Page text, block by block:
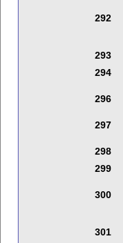
292
293
294
296
297
298
299
300
301